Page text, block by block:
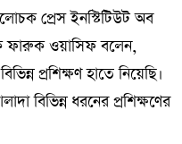
প্রেস ইনস্টিটিউট অব
ফারুক ওয়াসিফ বলেন,
প্রশিক্ষণ হাতে নিয়েছি।
বিভিন্ন ধরনের প্রশিক্ষণের